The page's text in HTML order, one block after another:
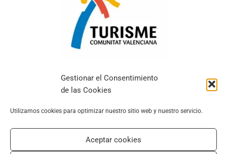
Gestionar el Consentimiento
de las Cookies
Utilizamos cookies para optimizar nuestro sitio web y nuestro servicio.
Aceptar cookies
Alle Rechte vorbehalten © 2026 Edeal Homes
| EDEAL HOMES
Legal Notice